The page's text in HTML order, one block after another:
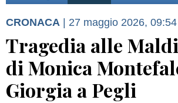
CRONACA | 27 maggio 2026, 09:54
Tragedia alle
di Monica
Giorgia a Pegli